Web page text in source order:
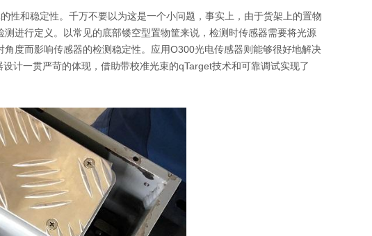
性和稳定性。千万不要以为这是一个小问题，事实上，由于货架上的置物
进行定义。以常见的底部镂空型置物筐来说，检测时传感器需要将光源
度而影响传感器的检测稳定性。应用O300光电传感器则能够很好地解决
计一贯严苛的体现，借助带校准光束的qTarget技术和可靠调试实现了